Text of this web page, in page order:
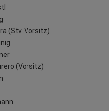
(Stv. Vorsitz)
(Vorsitz)